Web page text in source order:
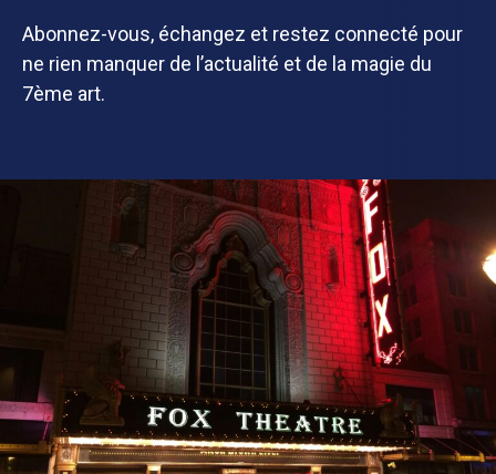
Abonnez-vous, échangez et restez connecté pour
ne rien manquer de l’actualité et de la magie du
7ème art.